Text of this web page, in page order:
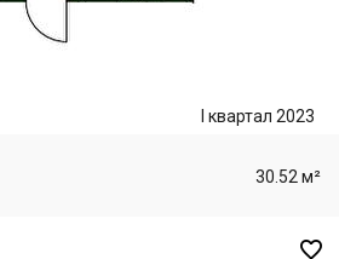
I квартал 2023
30.52 м²
